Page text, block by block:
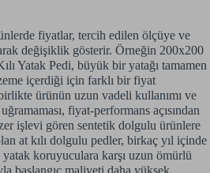
fiyatlar, tercih edilen ölçüye ve
değişiklik gösterir. Örneğin 200x200
Yatak Pedi, büyük bir yatağı tamamen
içerdiği için farklı bir fiyat
ürünün uzun vadeli kullanımı ve
fiyat-performans açısından
işlevi gören sentetik dolgulu ürünlere
at kılı dolgulu pedler, birkaç yıl içinde
koruyuculara karşı uzun ömürlü